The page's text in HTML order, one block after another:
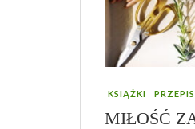
KSIĄŻKI
MIŁOŚĆ